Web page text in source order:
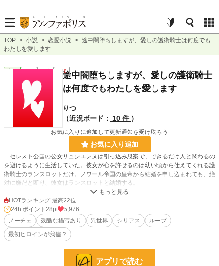
TOP > 小説 > 恋愛小説 > 途中闇堕ちしますが、愛しの護衛騎士は何度でも
わたしを愛します
恋愛 完結 長編 R18途中闇堕ちしますが、愛しの護衛騎士
は何度でもわたしを愛します
りつ
（近況ボード：
10 件 ）
お気に入りに追加して更新通知を受け取ろう
お気に入り追加
セレスト公国の公女リュシエンヌは引っ込み思案で、できるだけ人と関わるの
を避けるように生活していた。彼女が心を許せるのは幼い頃から仕えてくれる護
衛騎士のランスロットだけ。ノワール帝国の皇帝から結婚を申し込まれても、絶
対に嫌だと断り、彼女はランスロットと結婚する。
優しい夫や家族に甘やかされて新婚生活を送っていたリュシエンヌだが、結婚
を断ったことを理由に帝国から兵が差し向けられる。セレスト公国の安全は脅か
され、自分を捕える兵たちから逃げるためにランスロットと城を出るが、追いつ
かれ、ランスロットはリュシエンヌを守って命を落としてしまう。彼の亡骸を抱
きしめて絶望した瞬間、リュシエンヌは過去へと――彼の婚約者になる前に戻っ
ていた。
HOTランキング 最高22位
24h.ポイント 28pt
5,976
ノーチェ
残酷な描写あり 異世界 シリアス
ループ
最初ヒロインが我儘？
アプリで読む